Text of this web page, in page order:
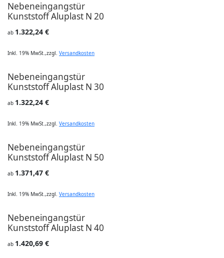
Nebeneingangstür
Kunststoff Aluplast N 20
ab 1.322,24 €
Inkl. 19% MwSt.,zzgl. Versandkosten
Nebeneingangstür
Kunststoff Aluplast N 30
ab 1.322,24 €
Inkl. 19% MwSt.,zzgl. Versandkosten
Nebeneingangstür
Kunststoff Aluplast N 50
ab 1.371,47 €
Inkl. 19% MwSt.,zzgl. Versandkosten
Nebeneingangstür
Kunststoff Aluplast N 40
ab 1.420,69 €